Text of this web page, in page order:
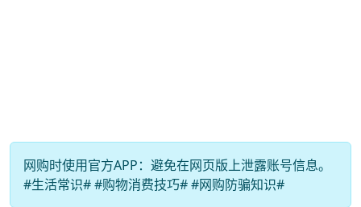
网购时使用官方APP：避免在网页版上泄露账号信息。
#生活常识# #购物消费技巧# #网购防骗知识#